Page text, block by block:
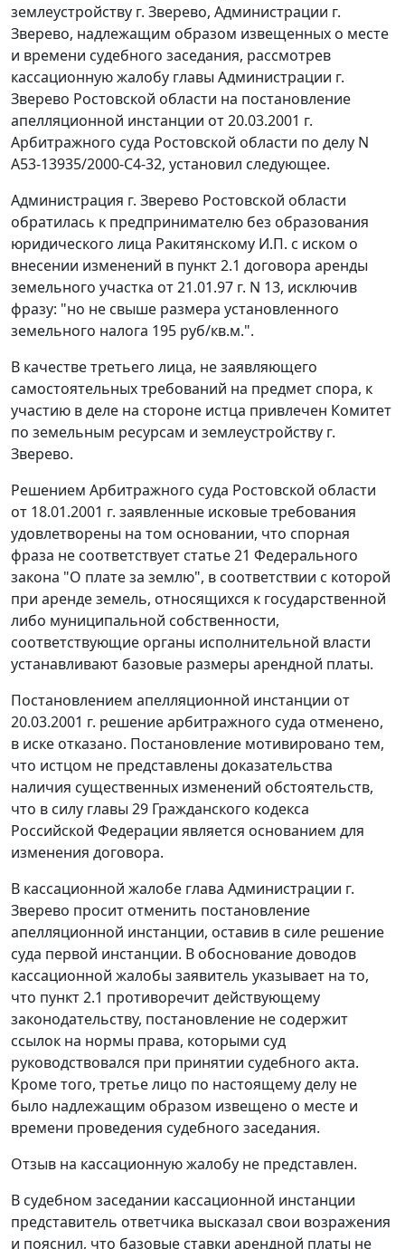
землеустройству г. Зверево, Администрации г.
Зверево, надлежащим образом извещенных о месте
и времени судебного заседания, рассмотрев
кассационную жалобу главы Администрации г.
Зверево Ростовской области на постановление
апелляционной инстанции от 20.03.2001 г.
Арбитражного суда Ростовской области по делу N
А53-13935/2000-С4-32, установил следующее.
Администрация г. Зверево Ростовской области
обратилась к предпринимателю без образования
юридического лица Ракитянскому И.П. с иском о
внесении изменений в пункт 2.1 договора аренды
земельного участка от 21.01.97 г. N 13, исключив
фразу: "но не свыше размера установленного
земельного налога 195 руб/кв.м.".
В качестве третьего лица, не заявляющего
самостоятельных требований на предмет спора, к
участию в деле на стороне истца привлечен Комитет
по земельным ресурсам и землеустройству г.
Зверево.
Решением Арбитражного суда Ростовской области
от 18.01.2001 г. заявленные исковые требования
удовлетворены на том основании, что спорная
фраза не соответствует статье 21 Федерального
закона "О плате за землю", в соответствии с которой
при аренде земель, относящихся к государственной
либо муниципальной собственности,
соответствующие органы исполнительной власти
устанавливают базовые размеры арендной платы.
Постановлением апелляционной инстанции от
20.03.2001 г. решение арбитражного суда отменено,
в иске отказано. Постановление мотивировано тем,
что истцом не представлены доказательства
наличия существенных изменений обстоятельств,
что в силу главы 29 Гражданского кодекса
Российской Федерации является основанием для
изменения договора.
В кассационной жалобе глава Администрации г.
Зверево просит отменить постановление
апелляционной инстанции, оставив в силе решение
суда первой инстанции. В обоснование доводов
кассационной жалобы заявитель указывает на то,
что пункт 2.1 противоречит действующему
законодательству, постановление не содержит
ссылок на нормы права, которыми суд
руководствовался при принятии судебного акта.
Кроме того, третье лицо по настоящему делу не
было надлежащим образом извещено о месте и
времени проведения судебного заседания.
Отзыв на кассационную жалобу не представлен.
В судебном заседании кассационной инстанции
представитель ответчика высказал свои возражения
и пояснил, что базовые ставки арендной платы не